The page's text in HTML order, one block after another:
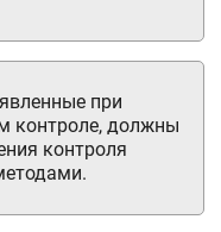
при
контроле, должны
контроля